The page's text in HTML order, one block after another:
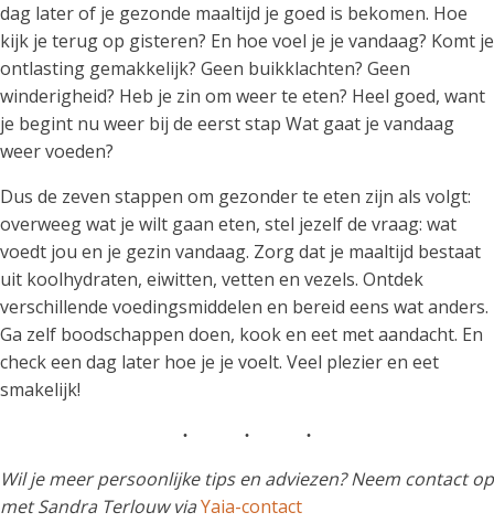
dag later of je gezonde maaltijd je goed is bekomen. Hoe
kijk je terug op gisteren? En hoe voel je je vandaag? Komt je
ontlasting gemakkelijk? Geen buikklachten? Geen
winderigheid? Heb je zin om weer te eten? Heel goed, want
je begint nu weer bij de eerst stap Wat gaat je vandaag
weer voeden?
Dus de zeven stappen om gezonder te eten zijn als volgt:
overweeg wat je wilt gaan eten, stel jezelf de vraag: wat
voedt jou en je gezin vandaag. Zorg dat je maaltijd bestaat
uit koolhydraten, eiwitten, vetten en vezels. Ontdek
verschillende voedingsmiddelen en bereid eens wat anders.
Ga zelf boodschappen doen, kook en eet met aandacht. En
check een dag later hoe je je voelt. Veel plezier en eet
smakelijk!
Wil je meer persoonlijke tips en adviezen? Neem contact op
met Sandra Terlouw viaYaia-contact